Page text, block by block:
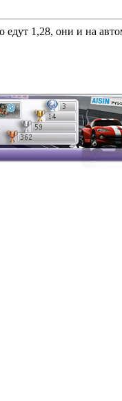
1,28, они и на